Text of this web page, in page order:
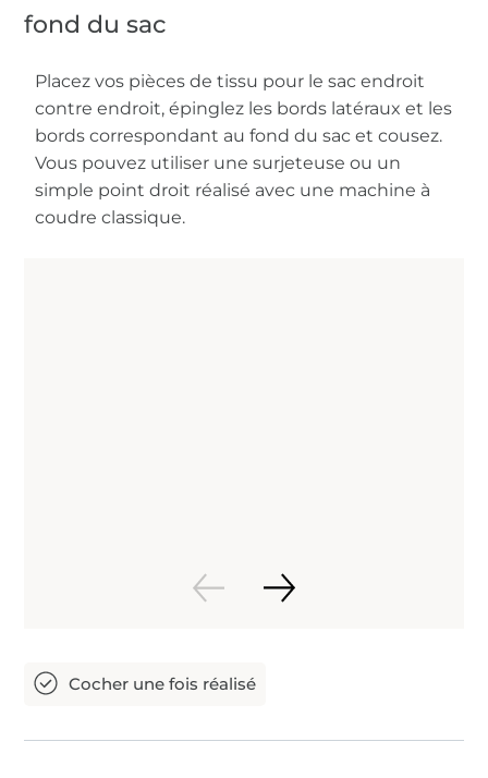
fond du sac
Placez vos pièces de tissu pour le sac endroit
contre endroit, épinglez les bords latéraux et les
bords correspondant au fond du sac et cousez.
Vous pouvez utiliser une surjeteuse ou un
simple point droit réalisé avec une machine à
coudre classique.